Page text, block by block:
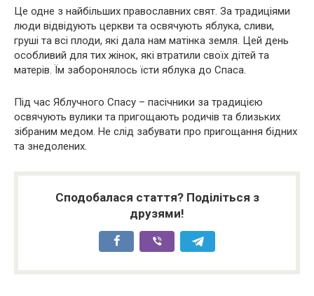
Це одне з найбільших православних свят. За традиціями
люди відвідують церкви та освячують яблука, сливи,
груші та всі плоди, які дала нам матінка земля. Цей день
особливий для тих жінок, які втратили своїх дітей та
матерів. Їм заборонялось їсти яблука до Спаса.
Під час Яблучного Спасу – пасічники за традицією
освячують вулики та пригощають родичів та близьких
зібраним медом. Не слід забувати про пригощання бідних
та знедолених.
Сподобалася стаття? Поділіться з
друзями!